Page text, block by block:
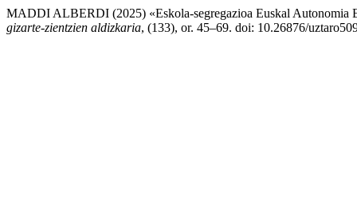
MADDI ALBERDI (2025) «Eskola-segregazioa Euskal Autonomia
gizarte-zientzien aldizkaria, (133), or. 45–69. doi: 10.26876/